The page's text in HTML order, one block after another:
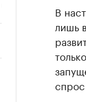
В
лишь
спрос